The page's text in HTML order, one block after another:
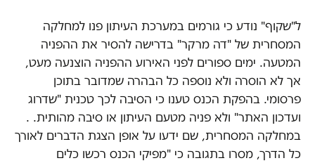
ל"שקוף" נודע כי גורמים במערכת העיתון פנו למחלקה
המסחרית של "דה מרקר" בדרישה להסיר את ההפניה
המטעה. ימים ספורים לפני האירוע ההפניה הוצנעה מעט,
אך לא הוסרה ולא נוספה כל הבהרה שמדובר בתוכן
פרסומי. בהפקת הכנס טענו כי הסיבה לכך טכנית "שדרוג
ועדכון האתר" ולא פניה מטעם העיתון או סיבה מהותית. .
במחלקה המסחרית, שם ידעו על אופן הצגת הדברים לאורך
כל הדרך, מסרו בתגובה כי "מפיקי הכנס רכשו כלים